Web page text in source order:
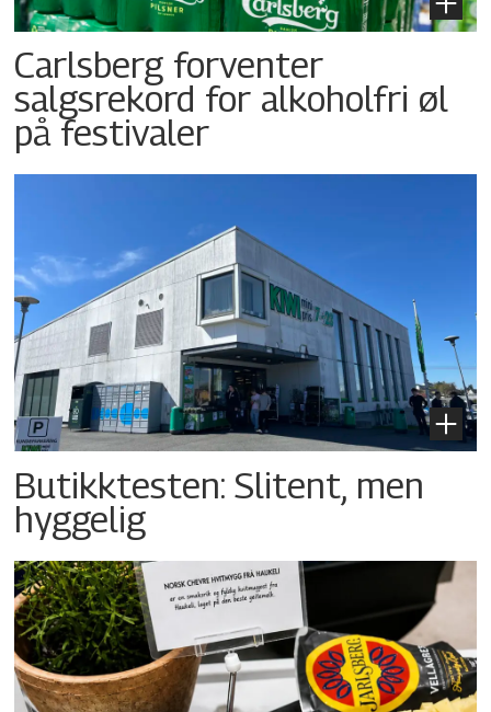
Carlsberg forventer
salgsrekord for alkoholfri øl
på festivaler
Butikktesten: Slitent, men
hyggelig